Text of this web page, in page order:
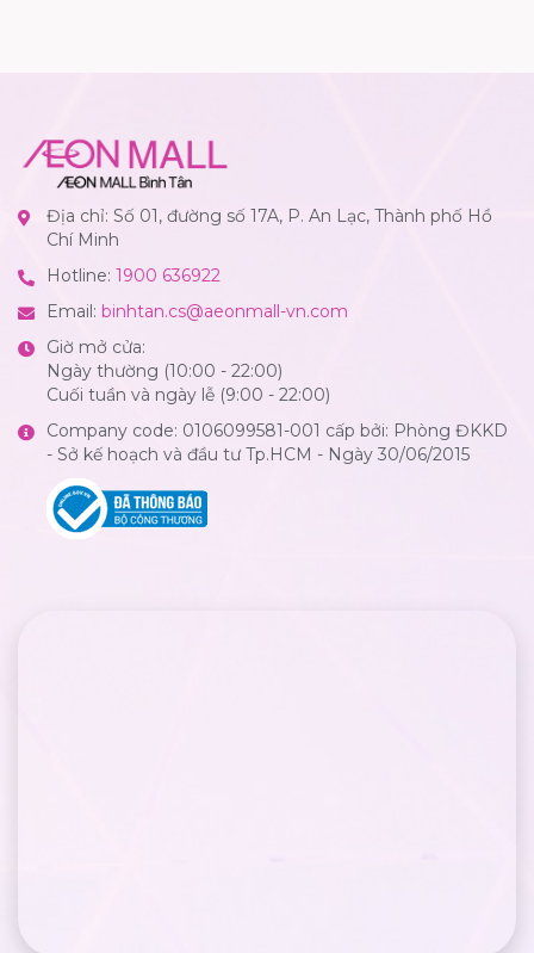
Địa chỉ: Số 01, đường số 17A, P. An Lạc, Thành phố Hồ
Chí Minh
Hotline: 1900 636922
Email: binhtan.cs@aeonmall-vn.com
Giờ mở cửa:
Ngày thường (10:00 - 22:00)
Cuối tuần và ngày lễ (9:00 - 22:00)
Company code: 0106099581-001 cấp bởi: Phòng ĐKKD
- Sở kế hoạch và đầu tư Tp.HCM - Ngày 30/06/2015